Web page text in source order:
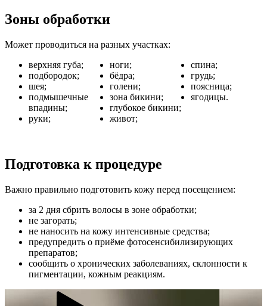
Зоны обработки
Может проводиться на разных участках:
верхняя губа;
подбородок;
шея;
подмышечные
впадины;
руки;
ноги;
бёдра;
голени;
зона бикини;
глубокое бикини;
живот;
спина;
грудь;
поясница;
ягодицы.
Подготовка к процедуре
Важно правильно подготовить кожу перед посещением:
за 2 дня сбрить волосы в зоне обработки;
не загорать;
не наносить на кожу интенсивные средства;
предупредить о приёме фотосенсибилизирующих
препаратов;
сообщить о хронических заболеваниях, склонности к
пигментации, кожным реакциям.